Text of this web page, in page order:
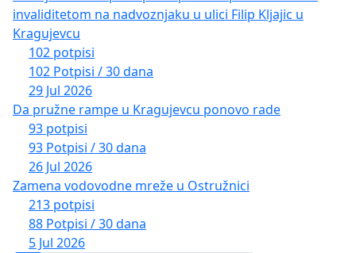
invaliditetom na nadvoznjaku u ulici Filip Kljajic u
Kragujevcu
102 potpisi
102 Potpisi / 30 dana
29 Jul 2026
Da pružne rampe u Kragujevcu ponovo rade
93 potpisi
93 Potpisi / 30 dana
26 Jul 2026
Zamena vodovodne mreže u Ostružnici
213 potpisi
88 Potpisi / 30 dana
5 Jul 2026